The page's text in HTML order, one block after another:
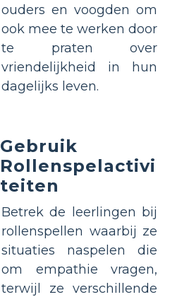
ouders en voogden om
ook mee te werken door
te praten over
vriendelijkheid in hun
dagelijks leven.
Gebruik
Rollenspelactivi
teiten
Betrek de leerlingen bij
rollenspellen waarbij ze
situaties naspelen die
om empathie vragen,
terwijl ze verschillende